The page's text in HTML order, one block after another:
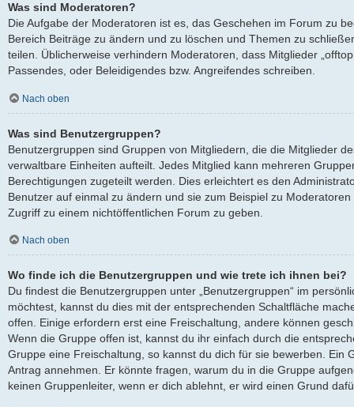
Was sind Moderatoren?
Die Aufgabe der Moderatoren ist es, das Geschehen im Forum zu
Bereich Beiträge zu ändern und zu löschen und Themen zu
teilen. Üblicherweise verhindern Moderatoren, dass Mitglieder
Passendes, oder Beleidigendes bzw. Angreifendes schreiben.
Nach oben
Was sind Benutzergruppen?
Benutzergruppen sind Gruppen von Mitgliedern, die die Mitglieder
verwaltbare Einheiten aufteilt. Jedes Mitglied kann mehreren
Berechtigungen zugeteilt werden. Dies erleichtert es den
Benutzer auf einmal zu ändern und sie zum Beispiel zu
Zugriff zu einem nichtöffentlichen Forum zu geben.
Nach oben
Wo finde ich die Benutzergruppen und wie trete ich ihnen bei?
Du findest die Benutzergruppen unter „Benutzergruppen“ im
möchtest, kannst du dies mit der entsprechenden Schaltfläche
offen. Einige erfordern erst eine Freischaltung, andere können
Wenn die Gruppe offen ist, kannst du ihr einfach durch die
Gruppe eine Freischaltung, so kannst du dich für sie bewerben. Ein
Antrag annehmen. Er könnte fragen, warum du in die Gruppe
keinen Gruppenleiter, wenn er dich ablehnt, er wird einen Grund